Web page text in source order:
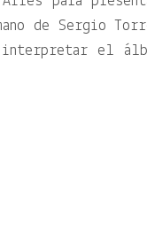
de Sergio
interpretar el